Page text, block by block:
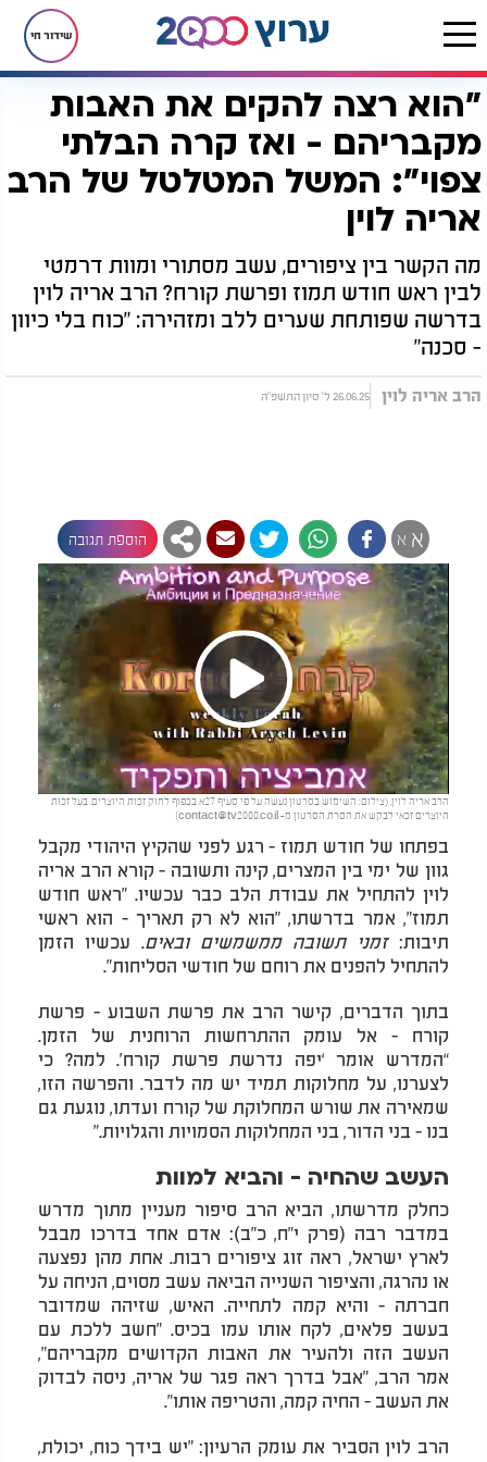
שידור חי
דף הבית יהדות לקראת שבת "הוא רצה להקים את האבות מקבריהם - ואז קרה הבלתי צפוי": המשל המטלטל של הרב אריה לוין
"הוא רצה להקים את האבות
מקבריהם - ואז קרה הבלתי
צפוי": המשל המטלטל של הרב
אריה לוין
מה הקשר בין ציפורים, עשב מסתורי ומוות דרמטי
לבין ראש חודש תמוז ופרשת קורח? הרב אריה לוין
בדרשה שפותחת שערים ללב ומזהירה: "כוח בלי כיוון
- סכנה"
הרב אריה לוין 26.06.25 ל' סיון התשפ"ה
א א הוספת תגובה
Play
Video
הרב אריה לוין. (צילום: השימוש בסרטון נעשה על פי סעיף 27א בכפוף לחוק זכות היוצרים. בעל זכות
היוצרים זכאי לבקש את הסרת הסרטון מ- contact@tv2000.co.il
)
בפתחו של חודש תמוז - רגע לפני שהקיץ היהודי מקבל
גוון של ימי בין המצרים, קינה ותשובה - קורא הרב אריה
לוין להתחיל את עבודת הלב כבר עכשיו. "ראש חודש
תמוז", אמר בדרשתו, "הוא לא רק תאריך - הוא ראשי
תיבות:זמני תשובה ממשמשים ובאים. עכשיו הזמן
להתחיל להפנים את רוחם של חודשי הסליחות".
בתוך הדברים, קישר הרב את פרשת השבוע - פרשת
קורח - אל עומק ההתרחשות הרוחנית של הזמן.
“המדרש אומר ‘יפה נדרשת פרשת קורח’. למה? כי
לצערנו, על מחלוקות תמיד יש מה לדבר. והפרשה הזו,
שמאירה את שורש המחלוקת של קורח ועדתו, נוגעת גם
בנו - בני הדור, בני המחלוקות הסמויות והגלויות."
העשב שהחיה - והביא למוות
כחלק מדרשתו, הביא הרב סיפור מעניין מתוך מדרש
במדבר רבה (פרק י"ח, כ"ב): אדם אחד בדרכו מבבל
לארץ ישראל, ראה זוג ציפורים רבות. אחת מהן נפצעה
או נהרגה, והציפור השנייה הביאה עשב מסוים, הניחה על
חברתה - והיא קמה לתחייה. האיש, שזיהה שמדובר
בעשב פלאים, לקח אותו עמו בכיס. "חשב ללכת עם
העשב הזה ולהעיר את האבות הקדושים מקבריהם",
אמר הרב, "אבל בדרך ראה פגר של אריה, ניסה לבדוק
את העשב - החיה קמה, והטריפה אותו".
הרב לוין הסביר את עומק הרעיון: "יש בידך כוח, יכולת,